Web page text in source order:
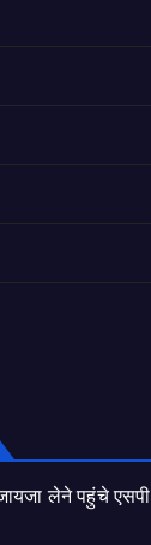
लेने पहुंचे एसपी